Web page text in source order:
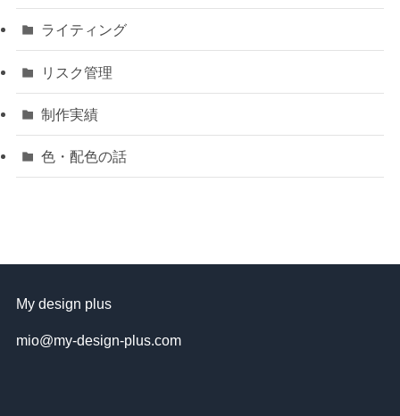
ライティング
リスク管理
制作実績
色・配色の話
My design plus
mio@my-design-plus.com